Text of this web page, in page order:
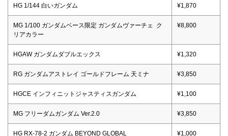
HG 1/144 白いガンダム ¥1,870
MG 1/100 ガンダムベース限定 ガンダムヴァーチェ ク
リアカラー
¥8,800
HGAW ガンダムダブルエックス ¥1,320
RG ガンダムアストレイ ゴールドフレーム 天ミナ ¥3,850
HGCE インフィニットジャスティスガンダム ¥1,100
MG フリーダムガンダム Ver.2.0 ¥3,850
HG RX-78-2 ガンダム BEYOND GLOBAL ¥1,000